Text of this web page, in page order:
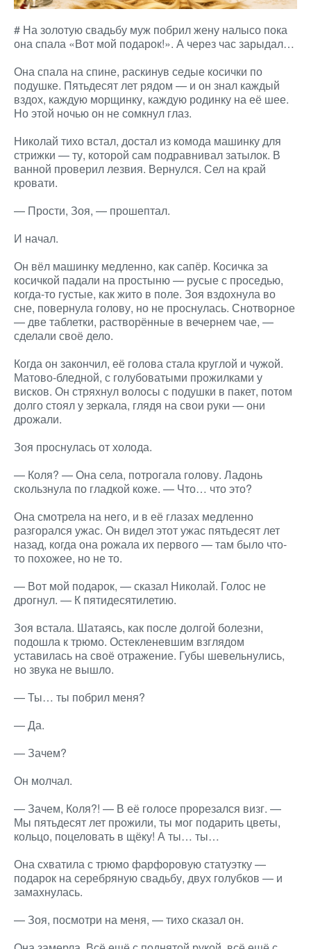
# На золотую свадьбу муж побрил жену налысо пока
она спала «Вот мой подарок!». А через час зарыдал…
Она спала на спине, раскинув седые косички по
подушке. Пятьдесят лет рядом — и он знал каждый
вздох, каждую морщинку, каждую родинку на её шее.
Но этой ночью он не сомкнул глаз.
Николай тихо встал, достал из комода машинку для
стрижки — ту, которой сам подравнивал затылок. В
ванной проверил лезвия. Вернулся. Сел на край
кровати.
— Прости, Зоя, — прошептал.
И начал.
Он вёл машинку медленно, как сапёр. Косичка за
косичкой падали на простыню — русые с проседью,
когда-то густые, как жито в поле. Зоя вздохнула во
сне, повернула голову, но не проснулась. Снотворное
— две таблетки, растворённые в вечернем чае, —
сделали своё дело.
Когда он закончил, её голова стала круглой и чужой.
Матово-бледной, с голубоватыми прожилками у
висков. Он стряхнул волосы с подушки в пакет, потом
долго стоял у зеркала, глядя на свои руки — они
дрожали.
Зоя проснулась от холода.
— Коля? — Она села, потрогала голову. Ладонь
скользнула по гладкой коже. — Что… что это?
Она смотрела на него, и в её глазах медленно
разгорался ужас. Он видел этот ужас пятьдесят лет
назад, когда она рожала их первого — там было что-
то похожее, но не то.
— Вот мой подарок, — сказал Николай. Голос не
дрогнул. — К пятидесятилетию.
Зоя встала. Шатаясь, как после долгой болезни,
подошла к трюмо. Остекленевшим взглядом
уставилась на своё отражение. Губы шевельнулись,
но звука не вышло.
— Ты… ты побрил меня?
— Да.
— Зачем?
Он молчал.
— Зачем, Коля?! — В её голосе прорезался визг. —
Мы пятьдесят лет прожили, ты мог подарить цветы,
кольцо, поцеловать в щёку! А ты… ты…
Она схватила с трюмо фарфоровую статуэтку —
подарок на серебряную свадьбу, двух голубков — и
замахнулась.
— Зоя, посмотри на меня, — тихо сказал он.